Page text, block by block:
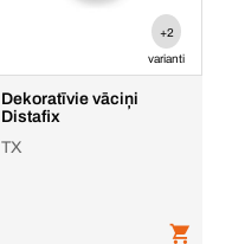
+2
varianti
Dekoratīvie vāciņi
Distafix
TX